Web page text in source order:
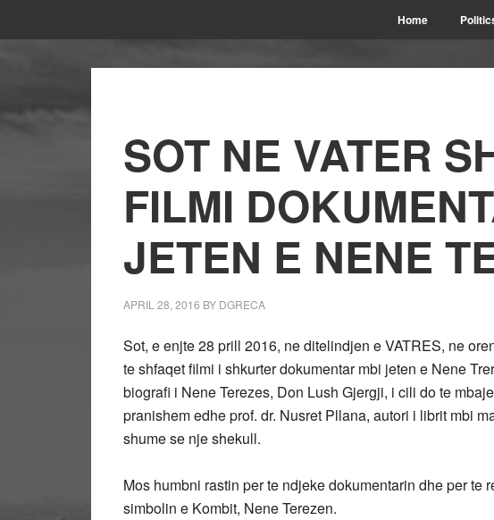
Home
SOT NE VATER
FILMI
JETEN E NENE
APRIL 28, 2016 BY DGRECA
Sot, e enjte 28 prill 2016, ne ditelindjen e VATRES, ne
te shfaqet filmi i shkurter dokumentar mbi jeten e Nene
biografi i Nene Terezes, Don Lush Gjergji, i cili do te
pranishem edhe prof. dr. Nusret Pllana, autori i librit mbi
shume se nje shekull.
Mos humbni rastin per te ndjeke dokumentarin dhe per te
simbolin e Kombit, Nene Terezen.